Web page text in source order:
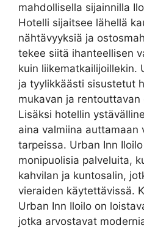
mahdollisella sijainnilla
Hotelli sijaitsee lähellä
nähtävyyksiä ja
tekee siitä ihanteellisen
kuin liikematkailijoillekin.
ja tyylikkäästi sisustetut
mukavan ja rentouttavan
Lisäksi hotellin
aina valmiina auttamaan
tarpeissa. Urban Inn
monipuolisia palveluita,
kahvilan ja kuntosalin,
vieraiden käytettävissä.
Urban Inn Iloilo on
jotka arvostavat